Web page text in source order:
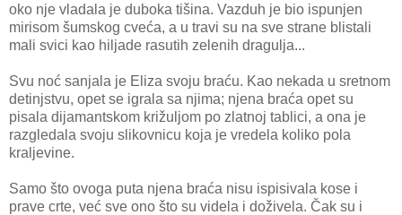
oko nje vladala je duboka tišina. Vazduh je bio ispunjen
mirisom šumskog cveća, a u travi su na sve strane blistali
mali svici kao hiljade rasutih zelenih dragulja...
Svu noć sanjala je Eliza svoju braću. Kao nekada u sretnom
detinjstvu, opet se igrala sa njima; njena braća opet su
pisala dijamantskom križuljom po zlatnoj tablici, a ona je
razgledala svoju slikovnicu koja je vredela koliko pola
kraljevine.
Samo što ovoga puta njena braća nisu ispisivala kose i
prave crte, već sve ono što su videla i doživela. Čak su i